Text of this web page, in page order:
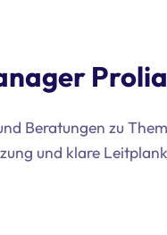
Beratungen zu
und klare